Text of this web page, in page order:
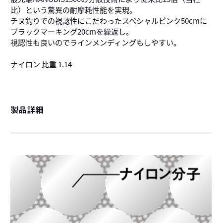
比）という驚異の耐摩耗性能を実現。
チヌ釣りでの視認性にこだわったスペシャルピンク50cmに
ブラックマーキング20cmを繰返し。
視認性も良いのでラインメンディングもしやすい。
ナイロン 比重 1.14
製品詳細